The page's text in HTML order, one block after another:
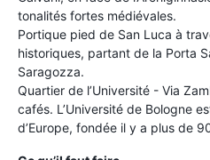
tonalités fortes médiévales.
Portique pied de San Luca à
historiques, partant de la Porta
Saragozza.
Quartier de l’Université - Via
cafés. L’Université de Bologne
d’Europe, fondée il y a plus de